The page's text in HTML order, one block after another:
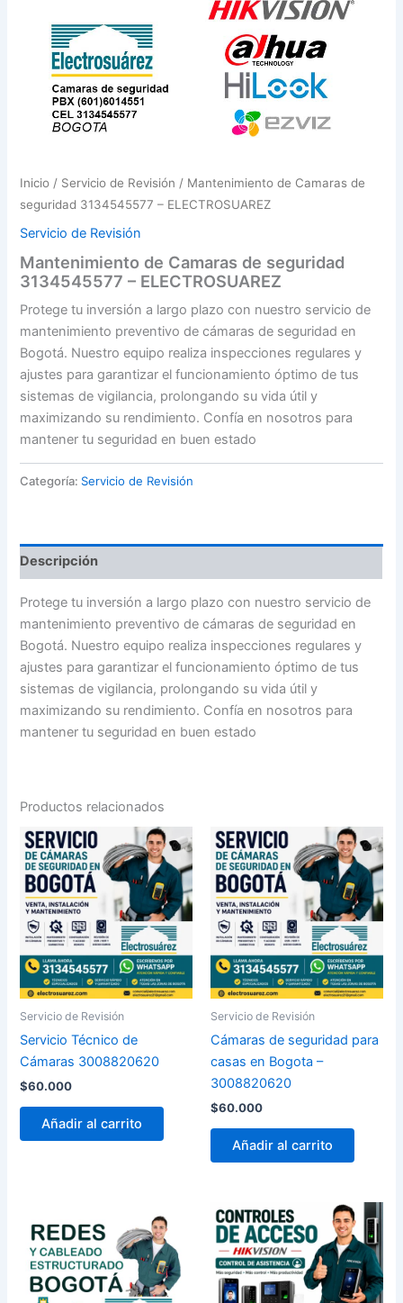
Inicio / Servicio de Revisión / Mantenimiento de Camaras de
seguridad 3134545577 – ELECTROSUAREZ
Servicio de Revisión
Mantenimiento de Camaras de seguridad
3134545577 – ELECTROSUAREZ
Protege tu inversión a largo plazo con nuestro servicio de
mantenimiento preventivo de cámaras de seguridad en
Bogotá. Nuestro equipo realiza inspecciones regulares y
ajustes para garantizar el funcionamiento óptimo de tus
sistemas de vigilancia, prolongando su vida útil y
maximizando su rendimiento. Confía en nosotros para
mantener tu seguridad en buen estado
Categoría: Servicio de Revisión
Descripción
Protege tu inversión a largo plazo con nuestro servicio de
mantenimiento preventivo de cámaras de seguridad en
Bogotá. Nuestro equipo realiza inspecciones regulares y
ajustes para garantizar el funcionamiento óptimo de tus
sistemas de vigilancia, prolongando su vida útil y
maximizando su rendimiento. Confía en nosotros para
mantener tu seguridad en buen estado
Productos relacionados
Servicio de Revisión
Servicio Técnico de
Cámaras 3008820620
$60.000
Añadir al carrito
Servicio de Revisión
Cámaras de seguridad para
casas en Bogota –
3008820620
$60.000
Añadir al carrito